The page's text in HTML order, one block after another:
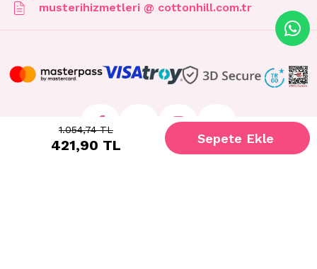
musterihizmetleri @ cottonhill.com.tr
1.054,74 TL
421,90 TL